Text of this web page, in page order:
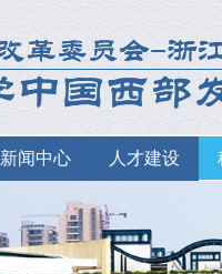
新闻中心 人才建设